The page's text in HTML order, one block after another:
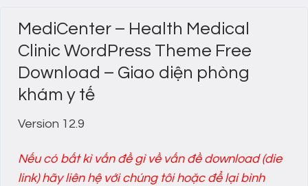
MediCenter – Health Medical
Clinic WordPress Theme Free
Download – Giao diện phòng
khám y tế
Version 12.9
Nếu có bất kì vấn đề gì về vấn đề download (die
link) hãy liên hệ với chúng tôi hoặc để lại bình